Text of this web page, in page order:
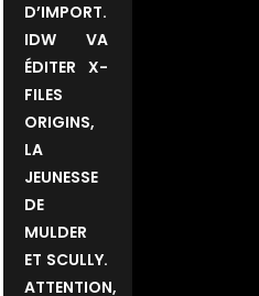
D’IMPORT.
IDW VA
ÉDITER X-
FILES
ORIGINS,
LA
JEUNESSE
DE
MULDER
ET SCULLY.
ATTENTION,